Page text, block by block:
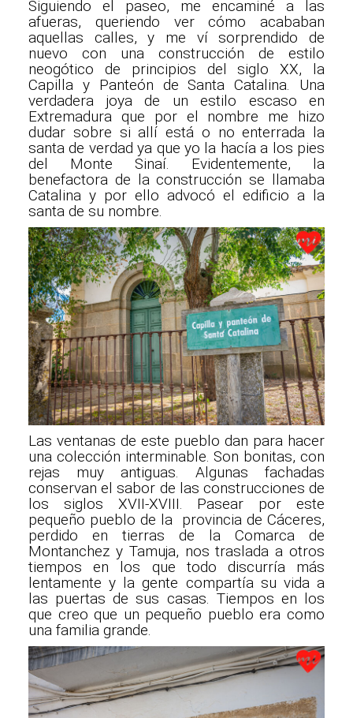
Siguiendo el paseo, me encaminé a las
afueras, queriendo ver cómo acababan
aquellas calles, y me ví sorprendido de
nuevo con una construcción de estilo
neogótico de principios del siglo XX, la
Capilla y Panteón de Santa Catalina. Una
verdadera joya de un estilo escaso en
Extremadura que por el nombre me hizo
dudar sobre si allí está o no enterrada la
santa de verdad ya que yo la hacía a los pies
del Monte Sinaí. Evidentemente, la
benefactora de la construcción se llamaba
Catalina y por ello advocó el edificio a la
santa de su nombre.
Las ventanas de este pueblo dan para hacer
una colección interminable. Son bonitas, con
rejas muy antiguas. Algunas fachadas
conservan el sabor de las construcciones de
los siglos XVII-XVIII. Pasear por este
pequeño pueblo de la provincia de Cáceres,
perdido en tierras de la Comarca de
Montanchez y Tamuja, nos traslada a otros
tiempos en los que todo discurría más
lentamente y la gente compartía su vida a
las puertas de sus casas. Tiempos en los
que creo que un pequeño pueblo era como
una familia grande.